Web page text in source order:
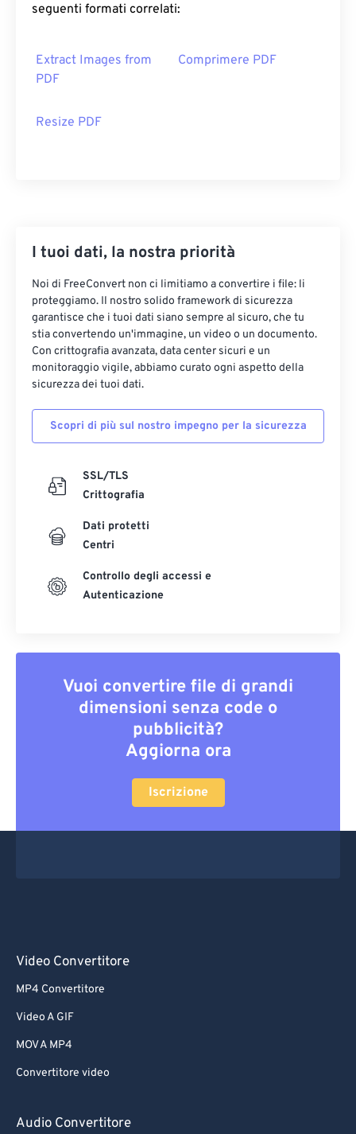
seguenti formati correlati:
Extract Images from
PDF
Comprimere PDF
Resize PDF
I tuoi dati, la nostra priorità
Noi di FreeConvert non ci limitiamo a convertire i file: li
proteggiamo. Il nostro solido framework di sicurezza
garantisce che i tuoi dati siano sempre al sicuro, che tu
stia convertendo un'immagine, un video o un documento.
Con crittografia avanzata, data center sicuri e un
monitoraggio vigile, abbiamo curato ogni aspetto della
sicurezza dei tuoi dati.
Scopri di più sul nostro impegno per la sicurezza
SSL/TLS
Crittografia
Dati protetti
Centri
Controllo degli accessi e
Autenticazione
Vuoi convertire file di grandi
dimensioni senza code o
pubblicità?
Aggiorna ora
Iscrizione
Video Convertitore
MP4 Convertitore
Video A GIF
MOV A MP4
Convertitore video
Audio Convertitore